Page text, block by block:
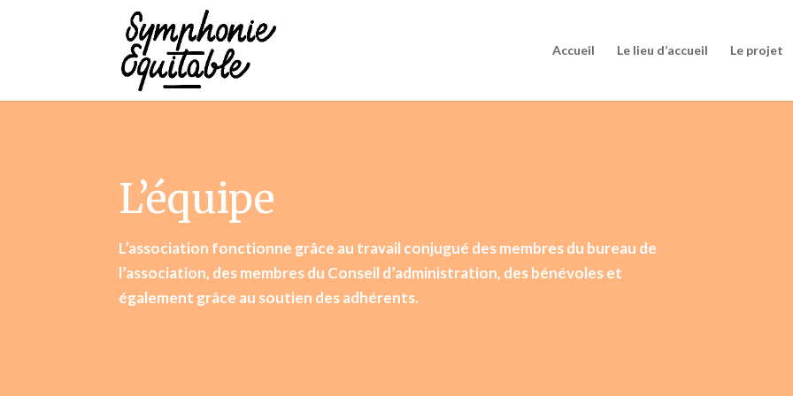
Accueil Le lieu d’accueil Le projet
L’équipe
L’association fonctionne grâce au travail conjugué des membres du bureau de
l’association, des membres du Conseil d’administration, des bénévoles et
également grâce au soutien des adhérents.